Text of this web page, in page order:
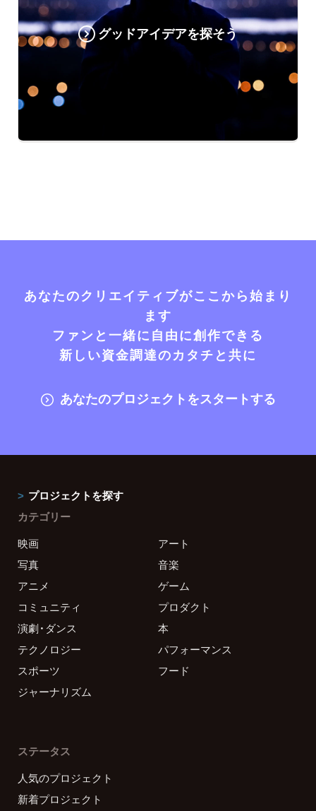
グッドアイデアを探そう
あなたのクリエイティブがここから始まり
ます
ファンと一緒に自由に創作できる
新しい資金調達のカタチと共に
あなたのプロジェクトをスタートする
プロジェクトを探す
カテゴリー
映画
アート
写真
音楽
アニメ
ゲーム
コミュニティ
プロダクト
演劇・ダンス
本
テクノロジー
パフォーマンス
スポーツ
フード
ジャーナリズム
ステータス
人気のプロジェクト
新着プロジェクト